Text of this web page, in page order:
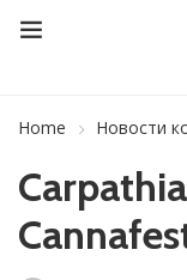
Home Новости